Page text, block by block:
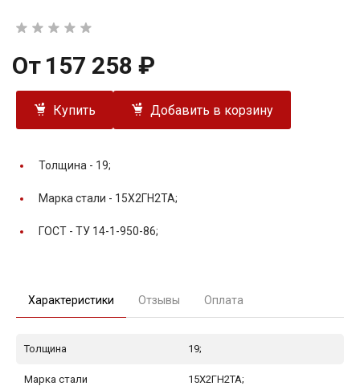
От 157 258 ₽
Купить Добавить в корзину
Толщина - 19;
Марка стали - 15Х2ГН2ТА;
ГОСТ - ТУ 14-1-950-86;
Характеристики Отзывы Оплата
Толщина 19;
Марка стали 15Х2ГН2ТА;